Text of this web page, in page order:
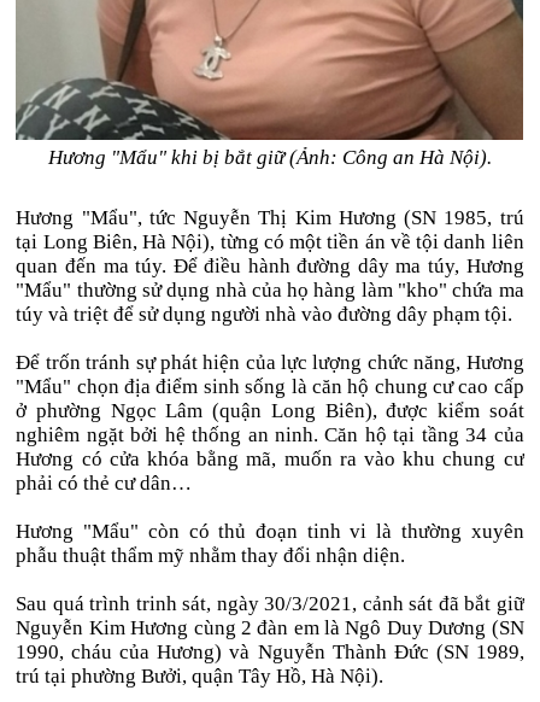
Hương "Mẩu" khi bị bắt giữ (Ảnh: Công an Hà Nội).
Hương "Mẩu", tức Nguyễn Thị Kim Hương (SN 1985, trú
tại Long Biên, Hà Nội), từng có một tiền án về tội danh liên
quan đến ma túy. Để điều hành đường dây ma túy, Hương
"Mẩu" thường sử dụng nhà của họ hàng làm "kho" chứa ma
túy và triệt để sử dụng người nhà vào đường dây phạm tội.
Để trốn tránh sự phát hiện của lực lượng chức năng, Hương
"Mẩu" chọn địa điểm sinh sống là căn hộ chung cư cao cấp
ở phường Ngọc Lâm (quận Long Biên), được kiểm soát
nghiêm ngặt bởi hệ thống an ninh. Căn hộ tại tầng 34 của
Hương có cửa khóa bằng mã, muốn ra vào khu chung cư
phải có thẻ cư dân…
Hương "Mẩu" còn có thủ đoạn tinh vi là thường xuyên
phẫu thuật thẩm mỹ nhằm thay đổi nhận diện.
Sau quá trình trinh sát, ngày 30/3/2021, cảnh sát đã bắt giữ
Nguyễn Kim Hương cùng 2 đàn em là Ngô Duy Dương (SN
1990, cháu của Hương) và Nguyễn Thành Đức (SN 1989,
trú tại phường Bưởi, quận Tây Hồ, Hà Nội).